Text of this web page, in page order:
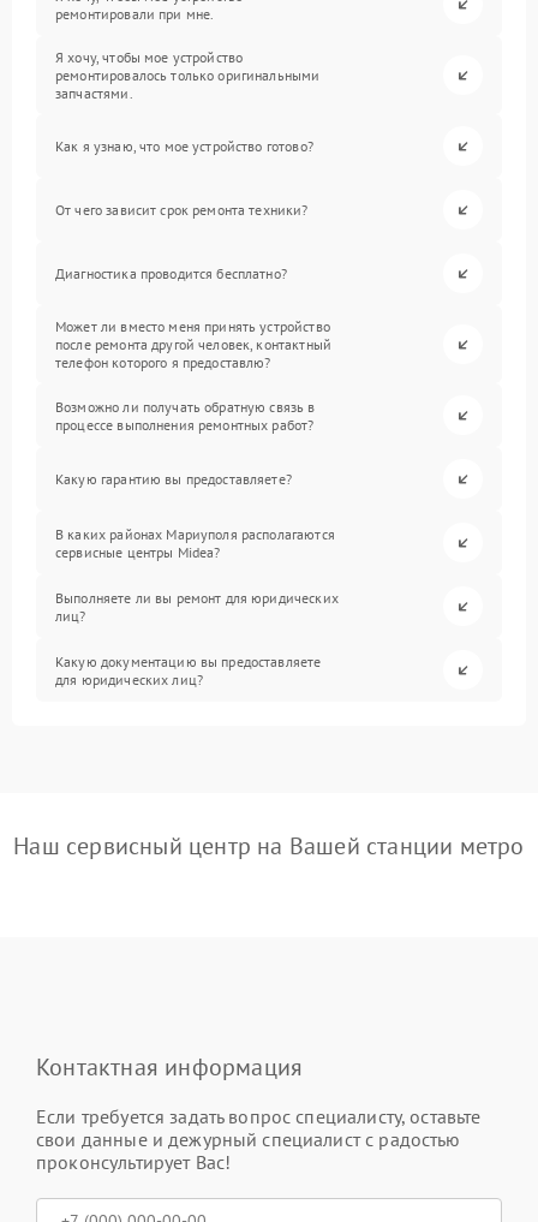
ремонтировали при мне.
Я хочу, чтобы мое устройство
ремонтировалось только оригинальными
запчастями.
Как я узнаю, что мое устройство готово?
От чего зависит срок ремонта техники?
Диагностика проводится бесплатно?
Может ли вместо меня принять устройство
после ремонта другой человек, контактный
телефон которого я предоставлю?
Возможно ли получать обратную связь в
процессе выполнения ремонтных работ?
Какую гарантию вы предоставляете?
В каких районах Мариуполя располагаются
сервисные центры Midea?
Выполняете ли вы ремонт для юридических
лиц?
Какую документацию вы предоставляете
для юридических лиц?
Наш сервисный центр на Вашей станции метро
Контактная информация
Если требуется задать вопрос специалисту, оставьте
свои данные и дежурный специалист с радостью
проконсультирует Вас!